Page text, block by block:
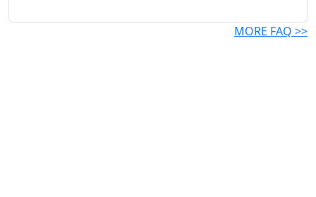
MORE FAQ >>